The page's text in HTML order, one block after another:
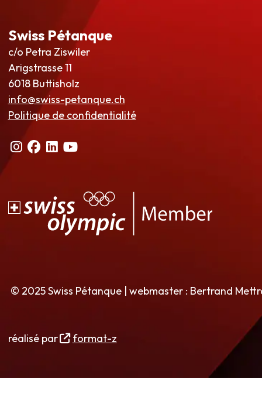
Swiss Pétanque
c/o Petra Ziswiler
Arigstrasse 11
6018 Buttisholz
info@swiss-petanque.ch
Politique de confidentialité
© 2025 Swiss Pétanque | webmaster : Bertrand
réalisé par format-z